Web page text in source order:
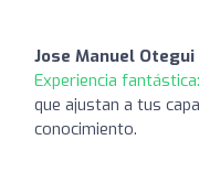
Jose Manuel Otegui
Experiencia fantástica:
que ajustan a tus
conocimiento.